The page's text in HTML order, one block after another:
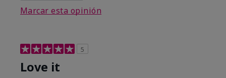
Marcar esta opinión
5
Love it